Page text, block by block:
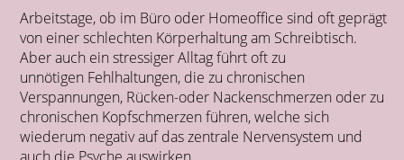
Arbeitstage, ob im Büro oder Homeoffice sind oft geprägt
von einer schlechten Körperhaltung am Schreibtisch.
Aber auch ein stressiger Alltag führt oft zu
unnötigen Fehlhaltungen, die zu chronischen
Verspannungen, Rücken-oder Nackenschmerzen oder zu
chronischen Kopfschmerzen führen, welche sich
wiederum negativ auf das zentrale Nervensystem und